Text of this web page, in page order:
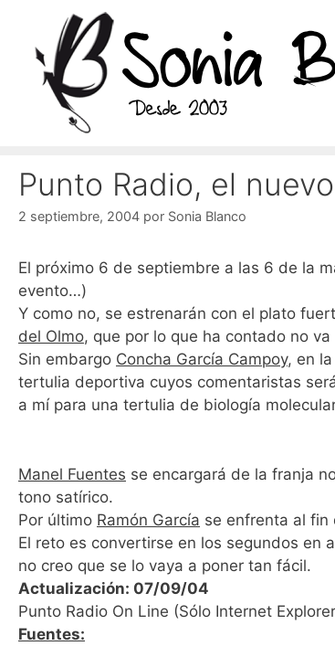
contenido
Punto Radio, el
2 septiembre, 2004 por Sonia Blanco
El próximo 6 de septiembre a las 6 de la
evento…)
Y como no, se estrenarán con el plato
del Olmo, que por lo que ha contado no
Sin embargo Concha García Campoy, en
tertulia deportiva cuyos comentaristas
a mí para una tertulia de biología
Manel Fuentes se encargará de la franja
tono satírico.
Por último Ramón García se enfrenta al fin
El reto es convertirse en los segundos en
no creo que se lo vaya a poner tan fácil.
Actualización: 07/09/04
Punto Radio On Line (Sólo Internet
Fuentes: